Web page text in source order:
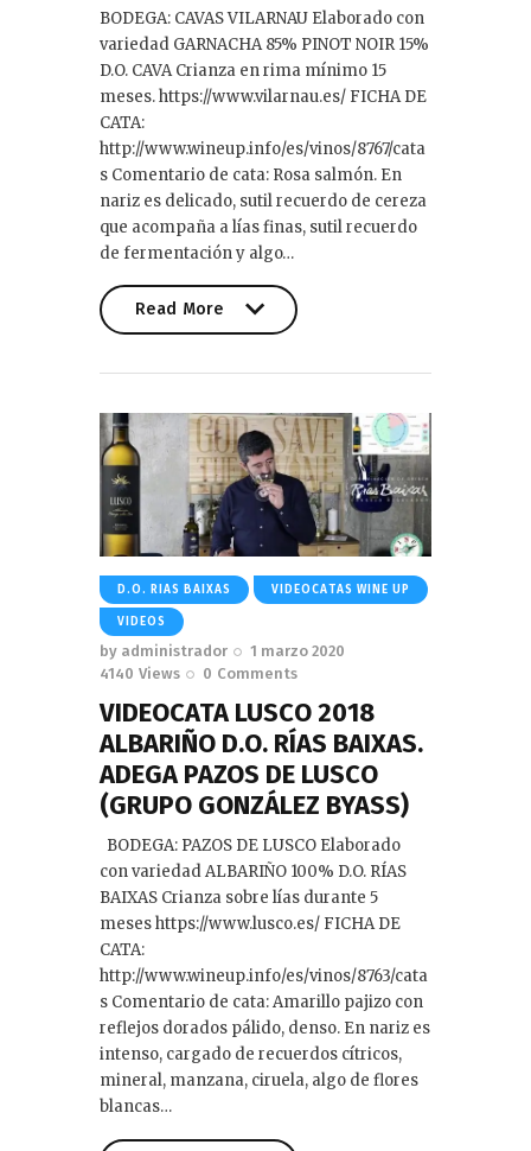
BODEGA: CAVAS VILARNAU Elaborado con
variedad GARNACHA 85% PINOT NOIR 15%
D.O. CAVA Crianza en rima mínimo 15
meses. https://www.vilarnau.es/ FICHA DE
CATA:
http://www.wineup.info/es/vinos/8767/cata
s Comentario de cata: Rosa salmón. En
nariz es delicado, sutil recuerdo de cereza
que acompaña a lías finas, sutil recuerdo
de fermentación y algo…
Read More
D.O. RIAS BAIXAS VIDEOCATAS WINE UP
VIDEOS
by administrador
1 marzo 2020
4140 Views 0 Comments
VIDEOCATA LUSCO 2018
ALBARIÑO D.O. RÍAS BAIXAS.
ADEGA PAZOS DE LUSCO
(GRUPO GONZÁLEZ BYASS)
BODEGA: PAZOS DE LUSCO Elaborado
con variedad ALBARIÑO 100% D.O. RÍAS
BAIXAS Crianza sobre lías durante 5
meses https://www.lusco.es/ FICHA DE
CATA:
http://www.wineup.info/es/vinos/8763/cata
s Comentario de cata: Amarillo pajizo con
reflejos dorados pálido, denso. En nariz es
intenso, cargado de recuerdos cítricos,
mineral, manzana, ciruela, algo de flores
blancas…